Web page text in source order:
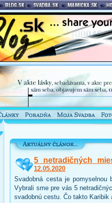
5 netradičných
12.05.2020
Svadobná cesta je pomyselnou
Vybrali sme pre vás 5
svadobnú cestu. Čo takto Karibik